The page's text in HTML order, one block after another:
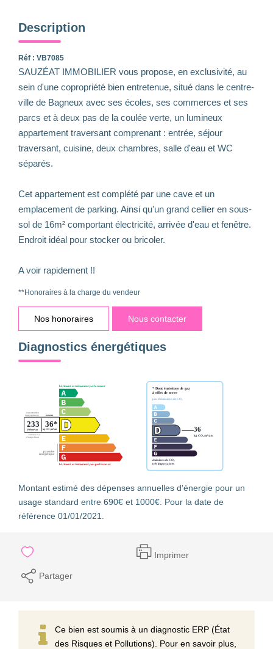
Description
Réf : VB7085
SAUZÉAT IMMOBILIER vous propose, en exclusivité, au
sein d'une copropriété bien entretenue, situé dans le centre-
ville de Bagneux avec ses écoles, ses commerces et ses
parcs et à deux pas de la coulée verte, un lumineux
appartement traversant comprenant : entrée, séjour
traversant, cuisine, deux chambres, salle d'eau et WC
séparés.
Cet appartement est complété par une cave et un
emplacement de parking. Ainsi qu'un grand cellier en sous-
sol de 16m² comportant électricité, arrivée d'eau et fenêtre.
Endroit idéal pour stocker ou bricoler.
A voir rapidement !!
**Honoraires à la charge du vendeur
Nos honoraires Nous contacter
Diagnostics énergétiques
Montant estimé des dépenses annuelles d'énergie pour un
usage standard entre 690€ et 1000€. Pour la date de
référence 01/01/2021.
Imprimer
Partager
Ce bien est soumis à un diagnostic ERP (État
des Risques et Pollutions). Pour en savoir plus,